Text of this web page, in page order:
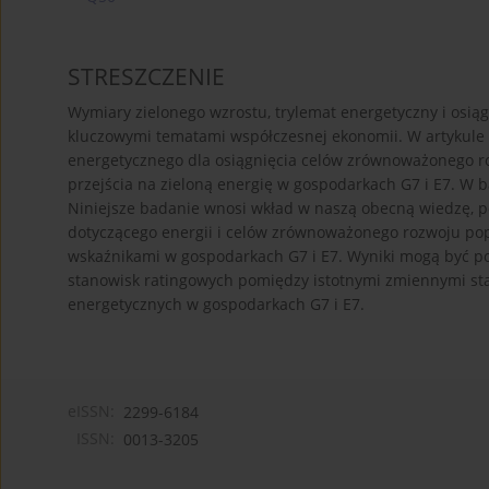
STRESZCZENIE
Wymiary zielonego wzrostu, trylemat energetyczny i
kluczowymi tematami współczesnej ekonomii. W
energetycznego dla osiągnięcia celów zrównoważonego
przejścia na zieloną energię w gospodarkach G7 i E7.
Niniejsze badanie wnosi wkład w naszą obecną
dotyczącego energii i celów zrównoważonego rozwoju
wskaźnikami w gospodarkach G7 i E7. Wyniki mogą być
stanowisk ratingowych pomiędzy istotnymi zmiennymi
energetycznych w gospodarkach G7 i E7.
2299-6184
0013-3205